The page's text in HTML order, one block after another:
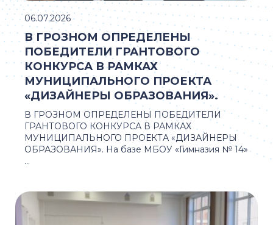
В ГРОЗНОМ ОПРЕДЕЛЕНЫ ПОБЕДИТЕЛИ
ГРАНТОВОГО КОНКУРСА В РАМКАХ
МУНИЦИПАЛЬНОГО ПРОЕКТА «ДИЗАЙНЕРЫ
ОБРАЗОВАНИЯ». На базе МБОУ «Гимназия № 14»
...
В ГРОЗНОМ ОПРЕДЕЛЕНЫ
ПОБЕДИТЕЛИ ГРАНТОВОГО
КОНКУРСА В РАМКАХ
МУНИЦИПАЛЬНОГО ПРОЕКТА
«ДИЗАЙНЕРЫ ОБРАЗОВАНИЯ».
06.07.2026